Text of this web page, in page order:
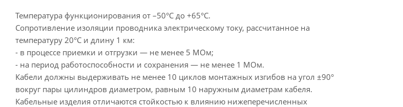
Температура функционирования от –50°С до +65°С.
Сопротивление изоляции проводника электрическому току, рассчитанное на
температуру 20°С и длину 1 км:
- в процессе приемки и отгрузки — не менее 5 МОм;
- на период работоспособности и сохранения — не менее 1 МОм.
Кабели должны выдерживать не менее 10 циклов монтажных изгибов на угол ±90°
вокруг пары цилиндров диаметром, равным 10 наружным диаметрам кабеля.
Кабельные изделия отличаются стойкостью к влиянию нижеперечисленных